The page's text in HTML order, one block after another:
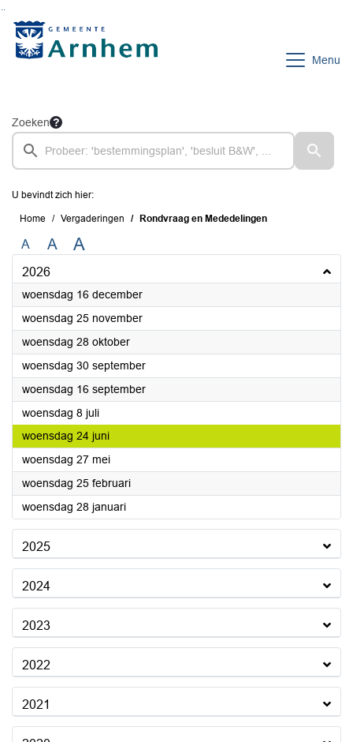
Menu
Zoeken
U bevindt zich hier:
Home Vergaderingen Rondvraag en Mededelingen
A A A
2026
woensdag 16 december2026
woensdag 25 november2026
woensdag 28 oktober2026
woensdag 30 september2026
woensdag 16 september2026
woensdag 8 juli2026
woensdag 24 juni2026
woensdag 27 mei2026
woensdag 25 februari2026
woensdag 28 januari2026
2025
2024
2023
2022
2021